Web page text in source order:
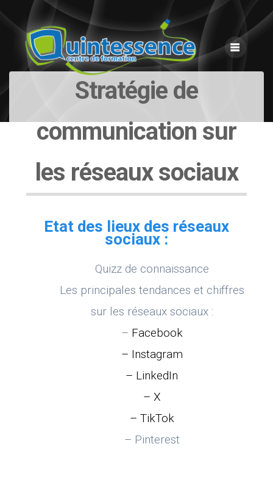
content
Stratégie de
communication sur
les réseaux sociaux
Etat des lieux des réseaux
sociaux :
Quizz de connaissance
Les principales tendances et chiffres
sur les réseaux sociaux :
– Facebook
– Instagram
– LinkedIn
– X
– TikTok
– Pinterest